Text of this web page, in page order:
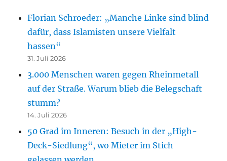
Florian Schroeder: „Manche Linke sind blind
dafür, dass Islamisten unsere Vielfalt
hassen“
31. Juli 2026
3.000 Menschen waren gegen Rheinmetall
auf der Straße. Warum blieb die Belegschaft
stumm?
14. Juli 2026
50 Grad im Inneren: Besuch in der „High-
Deck-Siedlung“, wo Mieter im Stich